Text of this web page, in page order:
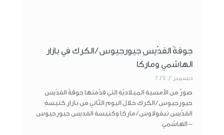
جوقةُ القدّيسِ جيورجيوس / الكرك في بازار
الهاشمي وماركا
ديسمبر 2, 2024
صورٌ من الأمسيةِ الميلاديّةِ التي قدّمتها جوقةُ القدّيس
جيورجيوس / الكرك خلالَ اليومِ الثّاني من بازار كنيسةِ
القدّيس نيقولاوس / ماركا وكنيسة القديس جيورجيوس
– الهاشمي